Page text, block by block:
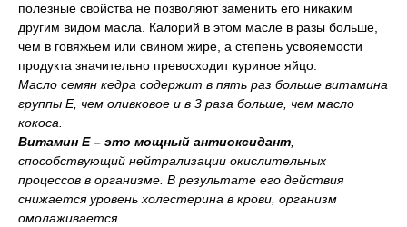
полезные свойства не позволяют заменить его никаким
другим видом масла. Калорий в этом масле в разы больше,
чем в говяжьем или свином жире, а степень усвояемости
продукта значительно превосходит куриное яйцо.
Масло семян кедра содержит в пять раз больше витамина
группы Е, чем оливковое и в 3 раза больше, чем масло
кокоса.
Витамин E – это мощный антиоксидант,
способствующий нейтрализации окислительных
процессов в организме. В результате его действия
снижается уровень холестерина в крови, организм
омолаживается.